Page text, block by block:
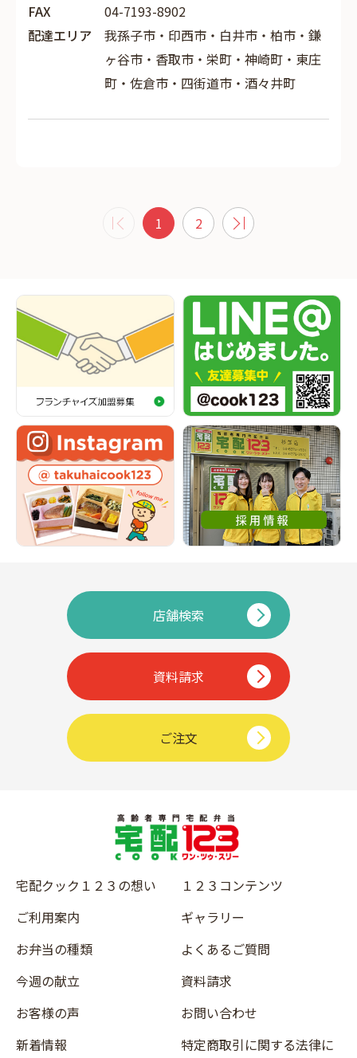
FAX
04-7193-8902
配達エリア
我孫子市・印西市・白井市・柏市・鎌
ヶ谷市・香取市・栄町・神崎町・東庄
町・佐倉市・四街道市・酒々井町
1 2
店舗検索
資料請求
ご注文
宅配クック１２３の想い
ご利用案内
お弁当の種類
今週の献立
お客様の声
新着情報
１２３コンテンツ
ギャラリー
よくあるご質問
資料請求
お問い合わせ
特定商取引に関する法律に